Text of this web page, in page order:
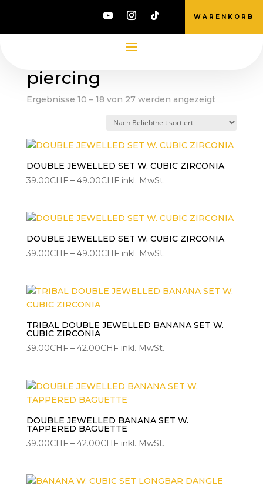
WARENKORB
Produkte verschlagwortet mit
piercing
Ergebnisse 10 – 18 von 27 werden angezeigtNach
sortiert
DOUBLE JEWELLED SET W. CUBIC ZIRCONIA
39.00CHF – 49.00CHFPreisspanne:
49.00CHF
inkl. MwSt.
DOUBLE JEWELLED SET W. CUBIC ZIRCONIA
39.00CHF – 49.00CHFPreisspanne:
49.00CHF
inkl. MwSt.
TRIBAL DOUBLE JEWELLED BANANA SET W.
CUBIC ZIRCONIA
39.00CHF – 42.00CHFPreisspanne:
42.00CHF
inkl. MwSt.
DOUBLE JEWELLED BANANA SET W.
TAPPERED BAGUETTE
39.00CHF – 42.00CHFPreisspanne:
42.00CHF
inkl. MwSt.